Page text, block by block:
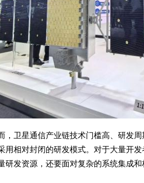
，卫星通信产业链技术门槛高、研发
用相对封闭的研发模式。对于大量开
研发资源，还要面对复杂的系统集成